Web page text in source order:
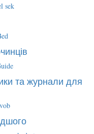
sek
та журнали для